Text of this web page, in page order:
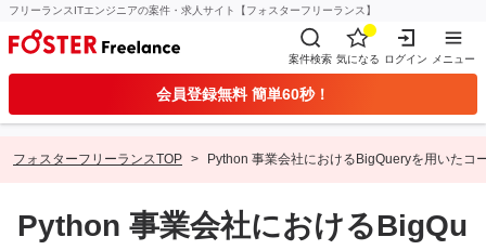
フリーランスITエンジニアの案件・求人サイト【フォスターフリーランス】
案件検索 気になる ログイン メニュー
会員登録無料 簡単60秒！
フォスターフリーランスTOP Python 事業会社におけるBigQueryを用いたコ
Python 事業会社におけるBigQu